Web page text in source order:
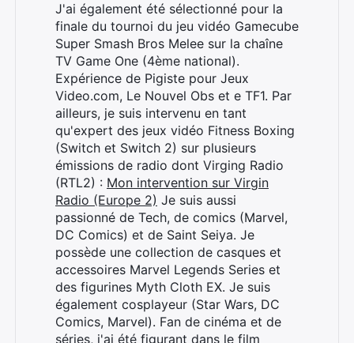
J'ai également été sélectionné pour la
finale du tournoi du jeu vidéo Gamecube
Super Smash Bros Melee sur la chaîne
TV Game One (4ème national).
Expérience de Pigiste pour Jeux
Video.com, Le Nouvel Obs et e TF1. Par
ailleurs, je suis intervenu en tant
qu'expert des jeux vidéo Fitness Boxing
(Switch et Switch 2) sur plusieurs
émissions de radio dont Virging Radio
(RTL2) : Mon intervention sur Virgin
Radio (Europe 2) Je suis aussi
passionné de Tech, de comics (Marvel,
DC Comics) et de Saint Seiya. Je
possède une collection de casques et
accessoires Marvel Legends Series et
des figurines Myth Cloth EX. Je suis
également cosplayeur (Star Wars, DC
Comics, Marvel). Fan de cinéma et de
séries, j'ai été figurant dans le film